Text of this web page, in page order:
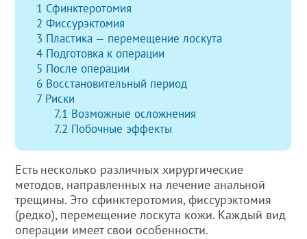
1 Сфинктеротомия
2 Фиссурэктомия
3 Пластика — перемещение лоскута
4 Подготовка к операции
5 После операции
6 Восстановительный период
7 Риски
7.1 Возможные осложнения
7.2 Побочные эффекты
Есть несколько различных хирургические
методов, направленных на лечение анальной
трещины. Это сфинктеротомия, фиссурэктомия
(редко), перемещение лоскута кожи. Каждый вид
операции имеет свои особенности.